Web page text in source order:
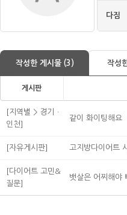
다짐
작성한 게시물 (3) 작성
게시판
[지역별 > 경기ㆍ
인천]
같이 화이팅해요
[자유게시판] 고지방다이어트
[다이어트 고민&
질문]
뱃살은 어찌해야